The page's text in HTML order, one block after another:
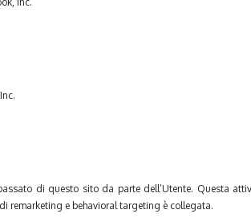
di questo sito da parte dell’Utente. Questa
remarketing e behavioral targeting è collegata.